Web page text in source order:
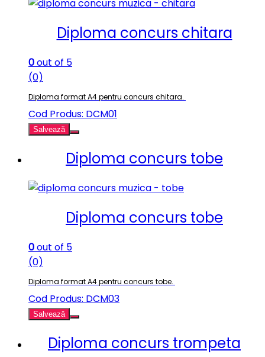
Diploma concurs chitara
0out of 5
(0)
Diploma format A4 pentru concurs chitara.
Cod Produs: DCM01
Salvează
Diploma concurs tobe
Diploma concurs tobe
0out of 5
(0)
Diploma format A4 pentru concurs tobe.
Cod Produs: DCM03
Salvează
Diploma concurs trompeta